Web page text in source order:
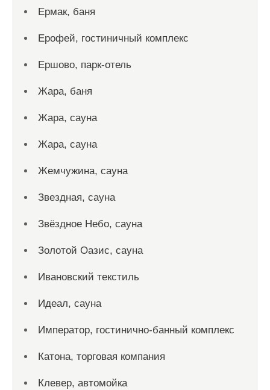
Ермак, баня
Ерофей, гостиничный комплекс
Ершово, парк-отель
Жара, баня
Жара, сауна
Жара, сауна
Жемчужина, сауна
Звездная, сауна
Звёздное Небо, сауна
Золотой Оазис, сауна
Ивановский текстиль
Идеал, сауна
Император, гостинично-банный комплекс
Катона, торговая компания
Клевер, автомойка